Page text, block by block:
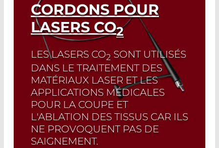
CORDONS POUR
LASERS CO2
LES LASERS CO2 SONT UTILISÉS
DANS LE TRAITEMENT DES
MATÉRIAUX LASER ET LES
APPLICATIONS MÉDICALES
POUR LA COUPE ET
L'ABLATION DES TISSUS CAR ILS
NE PROVOQUENT PAS DE
SAIGNEMENT.